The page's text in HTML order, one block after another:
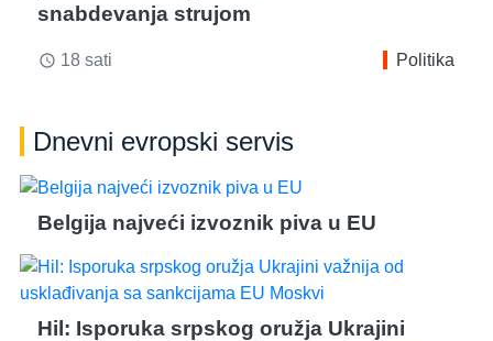
snabdevanja strujom
access_time 18 sati Politika
Dnevni evropski servis
Belgija najveći izvoznik piva u EU
Hil: Isporuka srpskog oružja Ukrajini